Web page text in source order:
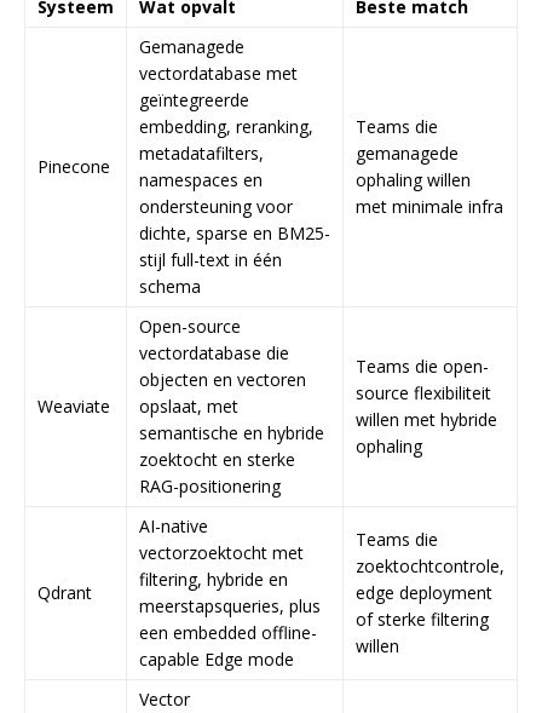
Systeem Wat opvalt Beste match
Pinecone
Gemanagede
vectordatabase met
geïntegreerde
embedding, reranking,
metadatafilters,
namespaces en
ondersteuning voor
dichte, sparse en BM25-
stijl full-text in één
schema
Teams die
gemanagede
ophaling willen
met minimale infra
Weaviate
Open-source
vectordatabase die
objecten en vectoren
opslaat, met
semantische en hybride
zoektocht en sterke
RAG-positionering
Teams die open-
source flexibiliteit
willen met hybride
ophaling
Qdrant
AI-native
vectorzoektocht met
filtering, hybride en
meerstapsqueries, plus
een embedded offline-
capable Edge mode
Teams die
zoektochtcontrole,
edge deployment
of sterke filtering
willen
Vector